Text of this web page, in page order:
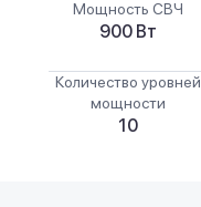
Мощность СВЧ
900 Вт
Количество уровней
мощности
10